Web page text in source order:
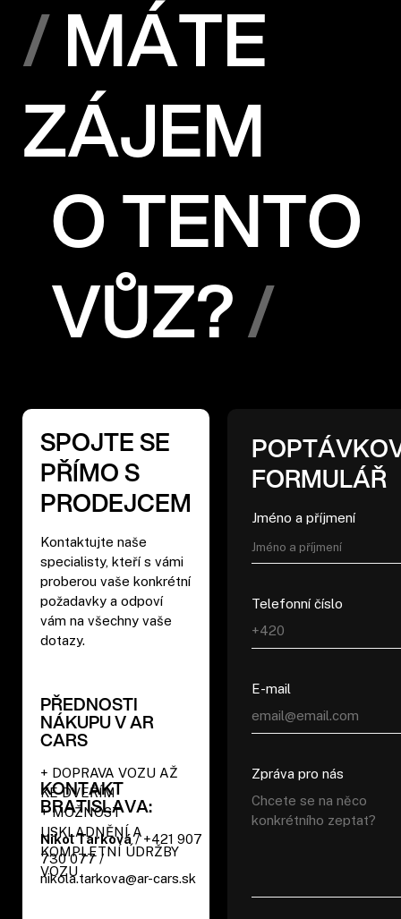
MÁTE
ZÁJEM
O TENTO
VŮZ?
SPOJTE SE
PŘÍMO S
PRODEJCEM
Kontaktujte naše
specialisty, kteří s vámi
proberou vaše konkrétní
požadavky a odpoví
vám na všechny vaše
dotazy.
KONTAKT
BRATISLAVA:
Nikol Tarková/ +421 907
730 077 /
nikola.tarkova@ar-cars.sk
PŘEDNOSTI
NÁKUPU V AR
CARS
+ DOPRAVA VOZU AŽ
KE DVEŘÍM
+ MOŽNOST
USKLADNĚNÍ A
KOMPLETNÍ ÚDRŽBY
VOZU
FORMULÁŘ
Jméno a příjmení
Telefonní číslo
E-mail
Zpráva pro nás